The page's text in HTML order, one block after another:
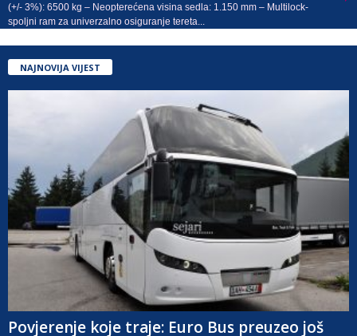
(+/- 3%): 6500 kg – Neopterećena visina sedla: 1.150 mm – Multilock-
spoljni ram za univerzalno osiguranje tereta...
NAJNOVIJA VIJEST
Povjerenje koje traje: Euro Bus preuzeo još